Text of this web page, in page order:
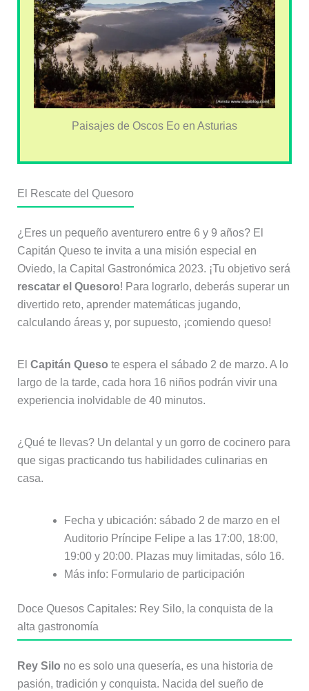
Paisajes de Oscos Eo en Asturias
El Rescate del Quesoro
¿Eres un pequeño aventurero entre 6 y 9 años? El
Capitán Queso te invita a una misión especial en
Oviedo, la Capital Gastronómica 2023. ¡Tu objetivo será
rescatar el Quesoro! Para lograrlo, deberás superar un
divertido reto, aprender matemáticas jugando,
calculando áreas y, por supuesto, ¡comiendo queso!
El Capitán Queso te espera el sábado 2 de marzo. A lo
largo de la tarde, cada hora 16 niños podrán vivir una
experiencia inolvidable de 40 minutos.
¿Qué te llevas? Un delantal y un gorro de cocinero para
que sigas practicando tus habilidades culinarias en
casa.
Fecha y ubicación: sábado 2 de marzo en el
Auditorio Príncipe Felipe a las 17:00, 18:00,
19:00 y 20:00. Plazas muy limitadas, sólo 16.
Más info: Formulario de participación
Doce Quesos Capitales: Rey Silo, la conquista de la
alta gastronomía
Rey Silo no es solo una quesería, es una historia de
pasión, tradición y conquista. Nacida del sueño de